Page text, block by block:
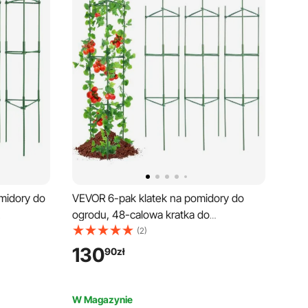
do
do
VEVOR 6-pak klatek na pomidory do
ogrodu, 48-calowa kratka do
pomidorów, wysoka klatka
podtrzymująca rośliny, do
podwyższonych grządek, warzyw,
(2)
13090zł
W Magazynie